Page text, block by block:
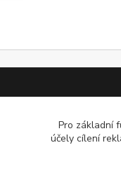
Pro základní
účely cílení